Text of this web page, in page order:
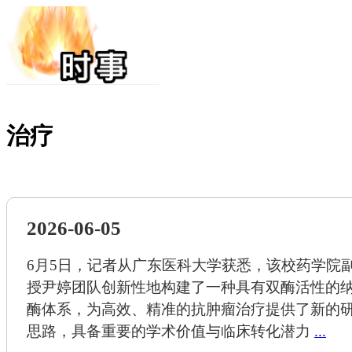
治疗
2026-06-05
6月5日，记者从广东医科大学获悉，该校药学院
授尹婷团队创新性地构建了一种具有双酶活性的
酶体系，为高效、精准的抗肿瘤治疗提供了新的
思路，具备重要的学术价值与临床转化潜力 ...